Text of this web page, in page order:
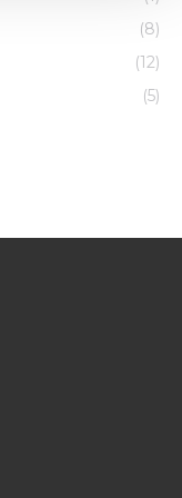
(8)
(12)
(5)